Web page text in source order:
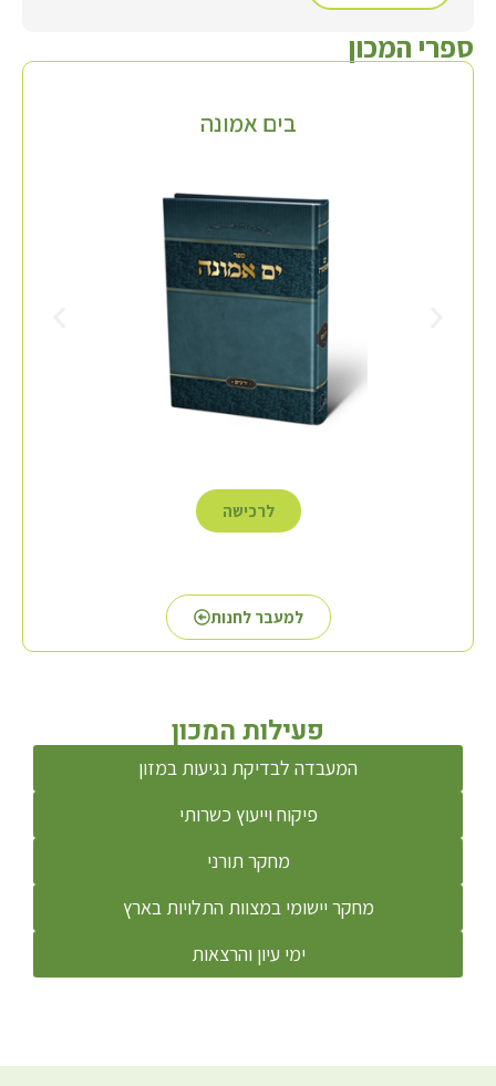
ספרי המכון
בים אמונה
לרכישה
למעבר לחנות
פעילות המכון
המעבדה לבדיקת נגיעות במזון
פיקוח וייעוץ כשרותי
מחקר תורני
מחקר יישומי במצוות התלויות בארץ
ימי עיון והרצאות